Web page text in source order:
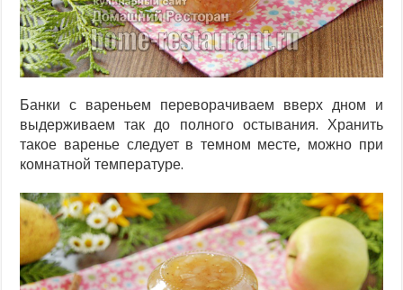
Банки с вареньем переворачиваем вверх дном и
выдерживаем так до полного остывания. Хранить
такое варенье следует в темном месте, можно при
комнатной температуре.